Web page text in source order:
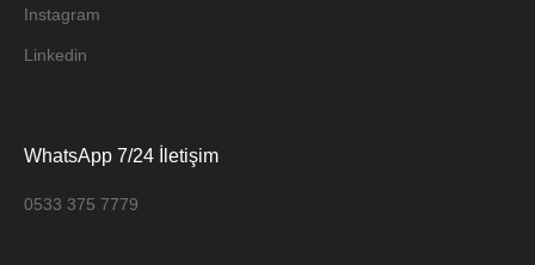
Instagram
Linkedin
WhatsApp 7/24 İletişim
0533 375 7779